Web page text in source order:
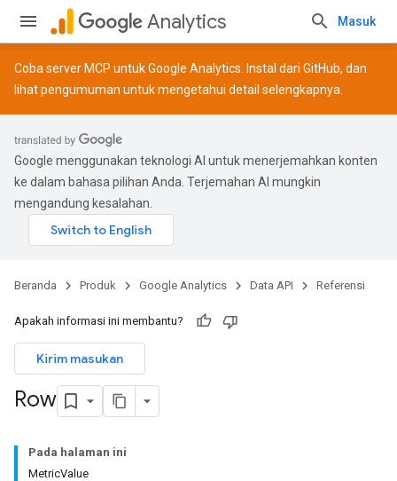
Analytics Masuk
Coba server MCP untuk Google Analytics. Instal dari GitHub, dan
lihatpengumuman untuk mengetahui detail selengkapnya.
Google menggunakan teknologi AI untuk menerjemahkan konten
ke dalam bahasa pilihan Anda. Terjemahan AI mungkin
mengandung kesalahan.
Beranda Produk Google Analytics Data API Referensi
Apakah informasi ini membantu?
Kirim masukan
Row
Pada halaman ini
MetricValue